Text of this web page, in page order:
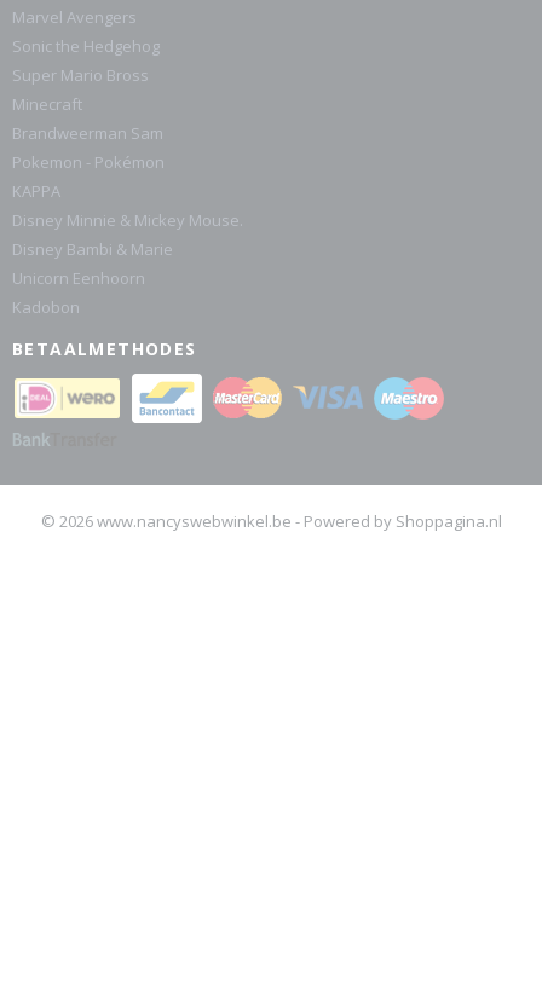
Marvel Avengers
Sonic the Hedgehog
Super Mario Bross
Minecraft
Brandweerman Sam
Pokemon - Pokémon
KAPPA
Disney Minnie & Mickey Mouse.
Disney Bambi & Marie
Unicorn Eenhoorn
Kadobon
BETAALMETHODES
© 2026 www.nancyswebwinkel.be - Powered by Shoppagina.nl